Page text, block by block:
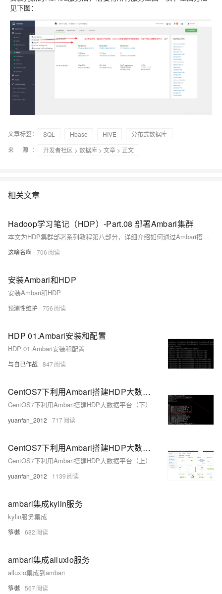
见下图：
文章标签： SQL Hbase HIVE
分布式数据库
来 源：
开发者社区 > 数据库 > 文章 > 正文
相关文章
Hadoop学习笔记（HDP）-Part.08 部署Ambari集群
本文为HDP集群部署系列教程第八部分，详细介绍如何通过Ambari搭建HDP集群。涵盖Ambari数据库配置、ambari-server与ambari-agent的安装部署、自动化设置及Web界面登录等步骤，助力用户高效完成集群管理平台搭建。
这啥名啊 706
安装Ambari和HDP
安装Ambari和HDP
预测性维护 756
HDP 01.Ambari安装和配置
HDP 01.Ambari安装和配置
与自己作战 847
CentOS7下利用Ambari搭建HDP大数据平台（下）
CentOS7下利用Ambari搭建HDP大数据平台（下）
yuanfan_2012 717
CentOS7下利用Ambari搭建HDP大数据平台（上）
CentOS7下利用Ambari搭建HDP大数据平台（上）
yuanfan_2012 1139
ambari集成kylin服务
kylin服务集成
筝樾 682
ambari集成alluxio服务
alluxio集成到ambari
筝樾 567